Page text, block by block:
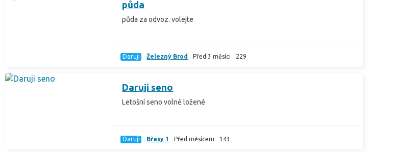
půda
půda za odvoz. volejte
Daruji Železný Brod Před 3 měsíci 229
Daruji seno
Letošní seno volně ložené
Daruji Břasy 1 Před měsícem 143